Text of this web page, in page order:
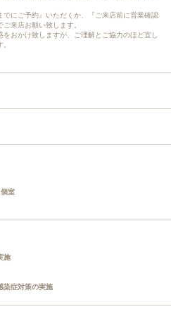
でにご予約』いただくか、『ご来店前に営業確認
来店お願い致します。
をおかけ致しますが、ご理解とご協力のほど宜し
室
施
染症対策の実施